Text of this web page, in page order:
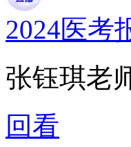
2024医考
张钰琪老
回看